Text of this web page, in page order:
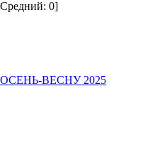
0]
ВЕСНУ 2025